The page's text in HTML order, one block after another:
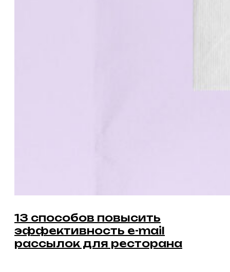
13 способов повысить
эффективность e-mail
рассылок для ресторана